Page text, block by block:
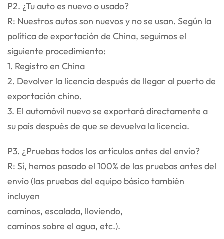
P2. ¿Tu auto es nuevo o usado?
R: Nuestros autos son nuevos y no se usan. Según la
política de exportación de China, seguimos el
siguiente procedimiento:
1. Registro en China
2. Devolver la licencia después de llegar al puerto de
exportación chino.
3. El automóvil nuevo se exportará directamente a
su país después de que se devuelva la licencia.
P3. ¿Pruebas todos los artículos antes del envío?
R: Sí, hemos pasado el 100% de las pruebas antes del
envío (las pruebas del equipo básico también
incluyen
caminos, escalada, lloviendo,
caminos sobre el agua, etc.).